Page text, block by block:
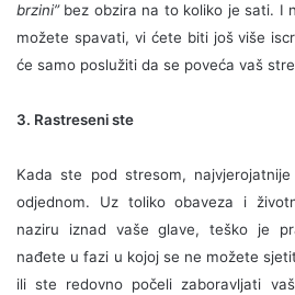
brzini”bez obzira na to koliko je sati. I
možete spavati, vi ćete biti još više
će samo poslužiti da se poveća vaš
3. Rastreseni ste
Kada ste pod stresom,
odjednom. Uz toliko obaveza i
naziru iznad vaše glave, teško je
nađete u fazi u kojoj se ne možete
ili ste redovno počeli zaboravljati